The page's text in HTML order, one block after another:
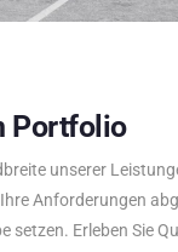
Portfolio
unserer
Anforderungen
setzen. Erleben Sie